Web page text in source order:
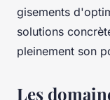
gisements
solutions
pleinement son
Les